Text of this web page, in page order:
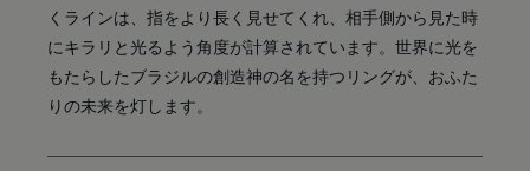
くラインは、指をより長く見せてくれ、相手側から見た時
にキラリと光るよう角度が計算されています。世界に光を
もたらしたブラジルの創造神の名を持つリングが、おふた
りの未来を灯します。